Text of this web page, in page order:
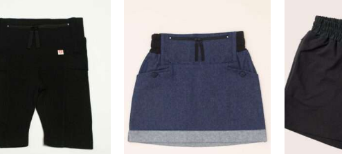
Wunschliste
hinzufügen
Zur
Wunschliste
hinzufügen